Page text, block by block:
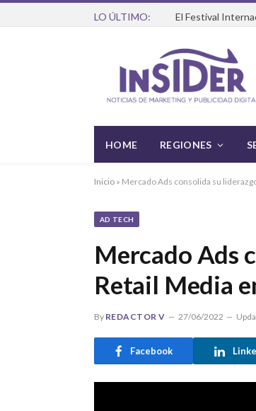
LO ÚLTIMO:
HOME REGIONES
Inicio » Mercado Ads consolida su
AD TECH
Mercado Ads
Retail Media
By REDACTOR V 27/06/2022
Facebook